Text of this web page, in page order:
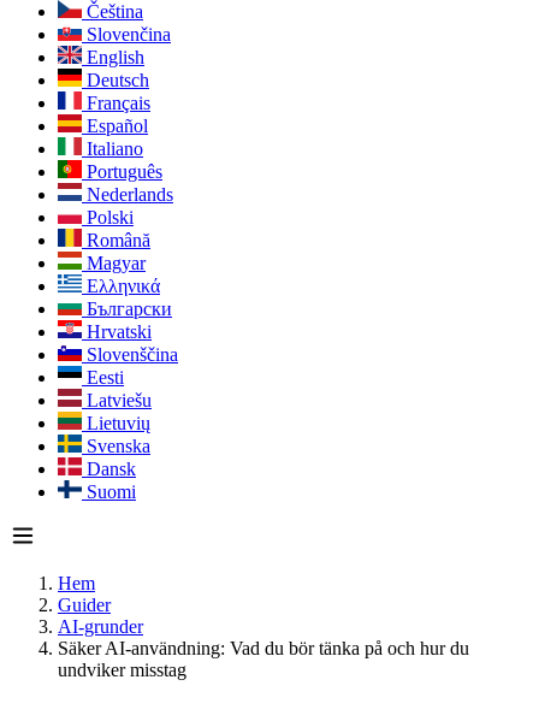
Čeština
Slovenčina
English
Deutsch
Français
Español
Italiano
Português
Nederlands
Polski
Română
Magyar
Ελληνικά
Български
Hrvatski
Slovenščina
Eesti
Latviešu
Lietuvių
Svenska
Dansk
Suomi
Hem
Guider
AI-grunder
Säker AI-användning: Vad du bör tänka på och hur du
undviker misstag